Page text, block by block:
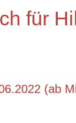
für
(ab